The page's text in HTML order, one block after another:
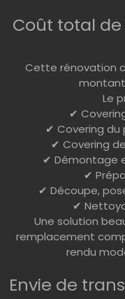
Coût total de
Cette rénovation
montant
Le
✔
✔ Covering du
✔ Covering
✔ Démontage
✔
✔ Découpe,
✔
Une solution
remplacement
rendu
Envie de